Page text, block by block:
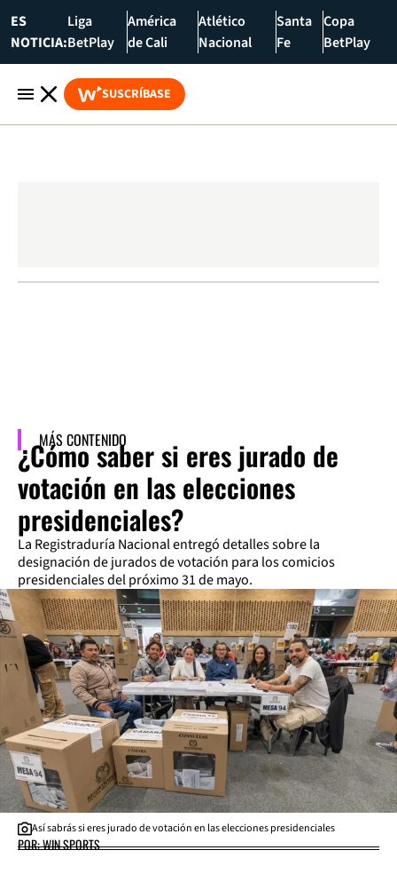
ES
NOTICIA:
Liga
BetPlay
América
de Cali
Atlético
Nacional
Santa
Fe
Copa
BetPlay
SUSCRÍBASE
MÁS CONTENIDO
¿Cómo saber si eres jurado de
votación en las elecciones
presidenciales?
La Registraduría Nacional entregó detalles sobre la
designación de jurados de votación para los comicios
presidenciales del próximo 31 de mayo.
Así sabrás si eres jurado de votación en las elecciones presidenciales
POR: WIN SPORTS